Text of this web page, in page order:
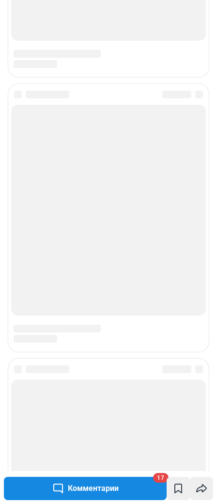
Комментарии
17